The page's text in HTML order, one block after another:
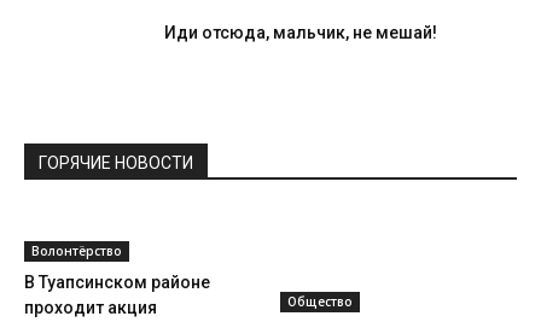
Иди отсюда, мальчик, не мешай!
ГОРЯЧИЕ НОВОСТИ
Волонтёрство
В Туапсинском районе
проходит акция
Общество